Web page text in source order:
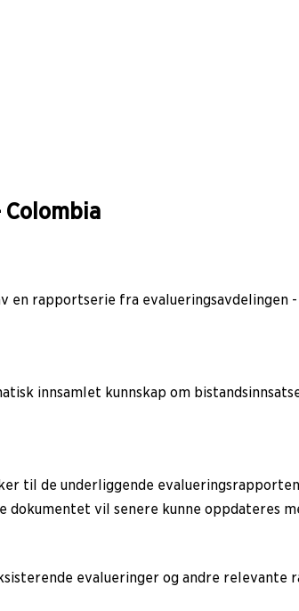
en rapportserie fra evalueringsavdelingen -
innsamlet kunnskap om
til de underliggende
dokumentet vil senere kunne oppdateres
evalueringer og andre